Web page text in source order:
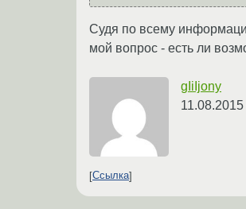
Судя по всему
мой вопрос - есть ли
gIiIjony
Ссылка